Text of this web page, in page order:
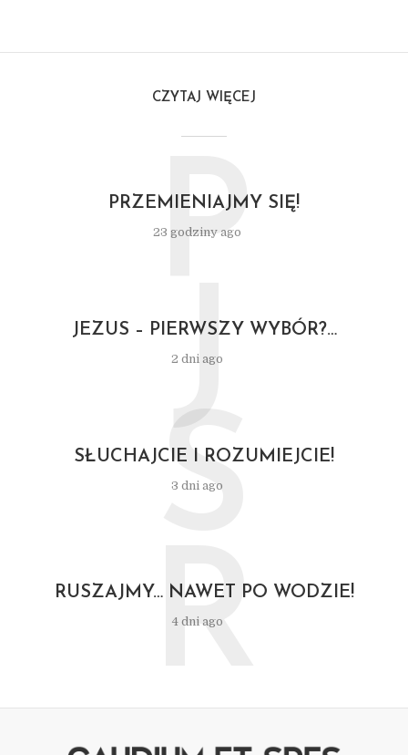
CZYTAJ WIĘCEJ
PRZEMIENIAJMY SIĘ!
23 godziny ago
P
JEZUS – PIERWSZY WYBÓR?…
2 dni ago
J
SŁUCHAJCIE I ROZUMIEJCIE!
3 dni ago
S
RUSZAJMY… NAWET PO WODZIE!
4 dni ago
R